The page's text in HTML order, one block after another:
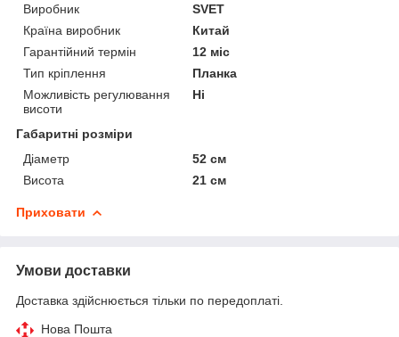
Виробник
SVET
Країна виробник
Китай
Гарантійний термін
12 міс
Тип кріплення
Планка
Можливість регулювання
висоти
Ні
Габаритні розміри
Діаметр
52 см
Висота
21 см
Приховати
Умови доставки
Доставка здійснюється тільки по передоплаті.
Нова Пошта